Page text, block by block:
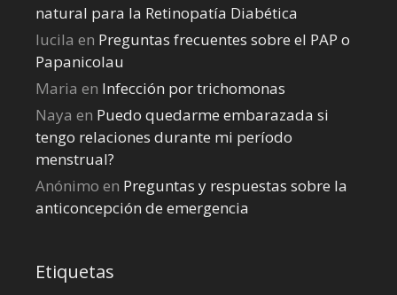
natural para la Retinopatía Diabética
lucila en Preguntas frecuentes sobre el PAP o
Papanicolau
Maria en Infección por trichomonas
Naya en Puedo quedarme embarazada si
tengo relaciones durante mi perí­odo
menstrual?
Anónimo en Preguntas y respuestas sobre la
anticoncepción de emergencia
Etiquetas